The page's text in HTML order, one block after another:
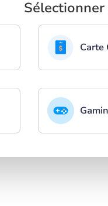
Sélectionner
Carte